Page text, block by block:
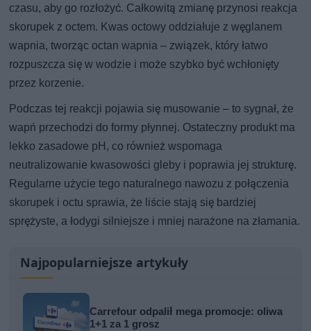
czasu, aby go rozłożyć. Całkowitą zmianę przynosi reakcja
skorupek z octem. Kwas octowy oddziałuje z węglanem
wapnia, tworząc octan wapnia – związek, który łatwo
rozpuszcza się w wodzie i może szybko być wchłonięty
przez korzenie.
Podczas tej reakcji pojawia się musowanie – to sygnał, że
wapń przechodzi do formy płynnej. Ostateczny produkt ma
lekko zasadowe pH, co również wspomaga
neutralizowanie kwasowości gleby i poprawia jej strukturę.
Regularne użycie tego naturalnego nawozu z połączenia
skorupek i octu sprawia, że liście stają się bardziej
sprężyste, a łodygi silniejsze i mniej narażone na złamania.
Najpopularniejsze artykuły
Carrefour odpalił mega promocje: oliwa
1+1 za 1 grosz